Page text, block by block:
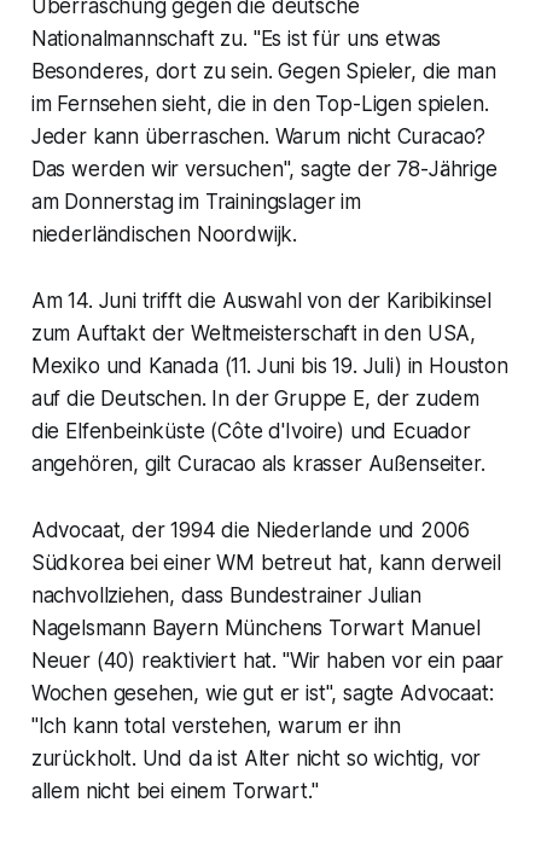
Überraschung gegen die deutsche
Nationalmannschaft zu. "Es ist für uns etwas
Besonderes, dort zu sein. Gegen Spieler, die man
im Fernsehen sieht, die in den Top-Ligen spielen.
Jeder kann überraschen. Warum nicht Curacao?
Das werden wir versuchen", sagte der 78-Jährige
am Donnerstag im Trainingslager im
niederländischen Noordwijk.
Am 14. Juni trifft die Auswahl von der Karibikinsel
zum Auftakt der Weltmeisterschaft in den USA,
Mexiko und Kanada (11. Juni bis 19. Juli) in Houston
auf die Deutschen. In der Gruppe E, der zudem
die Elfenbeinküste (Côte d'Ivoire) und Ecuador
angehören, gilt Curacao als krasser Außenseiter.
Advocaat, der 1994 die Niederlande und 2006
Südkorea bei einer WM betreut hat, kann derweil
nachvollziehen, dass Bundestrainer Julian
Nagelsmann Bayern Münchens Torwart Manuel
Neuer (40) reaktiviert hat. "Wir haben vor ein paar
Wochen gesehen, wie gut er ist", sagte Advocaat:
"Ich kann total verstehen, warum er ihn
zurückholt. Und da ist Alter nicht so wichtig, vor
allem nicht bei einem Torwart."